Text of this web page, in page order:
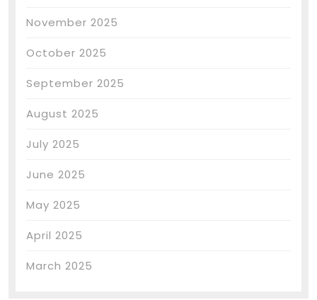
November 2025
October 2025
September 2025
August 2025
July 2025
June 2025
May 2025
April 2025
March 2025